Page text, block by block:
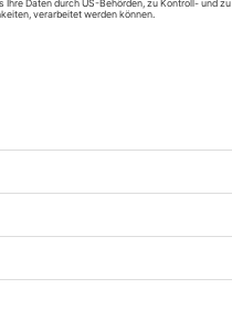
Lesegenuss auf
Theater heute
Sie können alle Vorteile